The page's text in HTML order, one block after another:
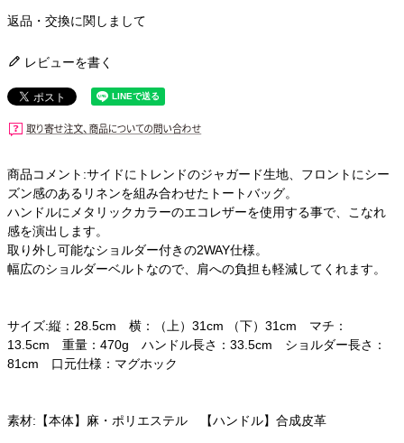
返品・交換に関しまして
レビューを書く
商品コメント:サイドにトレンドのジャガード生地、フロントにシー
ズン感のあるリネンを組み合わせたトートバッグ。
ハンドルにメタリックカラーのエコレザーを使用する事で、こなれ
感を演出します。
取り外し可能なショルダー付きの2WAY仕様。
幅広のショルダーベルトなので、肩への負担も軽減してくれます。
サイズ:縦：28.5cm 横：（上）31cm （下）31cm マチ：
13.5cm 重量：470g ハンドル長さ：33.5cm ショルダー長さ：
81cm 口元仕様：マグホック
素材:【本体】麻・ポリエステル 【ハンドル】合成皮革